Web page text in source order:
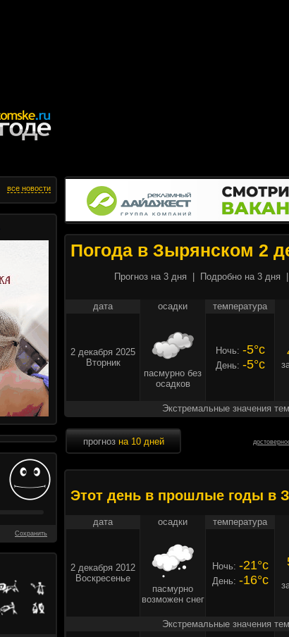
все новости
Сохранить
Погода в Зырянском 2
Прогноз на 3 дня Подробно на 3 дня
дата осадки температура
2 декабря 2025
Вторник
пасмурно без
осадков
Ночь: -5°c
День: -5°c
Экстремальные значения
прогноз на 10 дней
Этот день в прошлые годы в
дата осадки температура
2 декабря 2012
Воскресенье
пасмурно
возможен снег
Ночь: -21°c
День: -16°c
Экстремальные значения